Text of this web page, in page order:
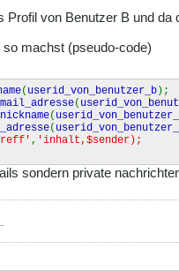
Profil von Benutzer B und da
machst (pseudo-code)
( userid_von_benutzer_b);
(
(
(
, 'inhalt,$sender);
sondern private